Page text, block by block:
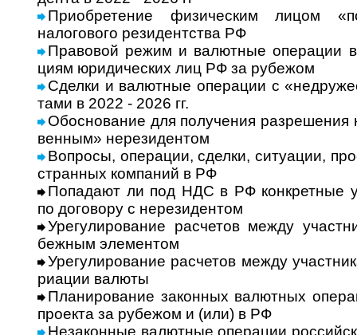
Приобретение физическим лицом
налогового резидентства РФ
Правовой режим и валютные операции
циям юри­ди­чес­ких лиц РФ за рубе­жом
Сделки и валют­ные опе­ра­ции с
тами в 2022 - 2026 гг.
Обоснование для получения разрешения
вен­ным» нере­зи­ден­том
Вопросы, операции, сделки, ситуации,
ст­ран­ных ком­па­ний в РФ
Попадают ли под НДС в РФ конкретные
по дого­вору с нере­зи­дентом
Урегулирование расчетов между
беж­ным эле­мен­том
Урегулирование расчетов между
ри­а­ции валюты
Планирование законных валютных
про­екта за рубе­жом и (или) в РФ
Незаконные валютные операции